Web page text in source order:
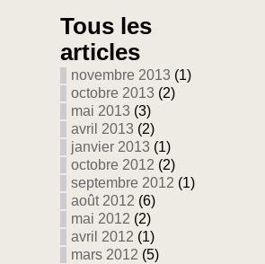
Tous les
articles
novembre 2013 (1)
octobre 2013 (2)
mai 2013 (3)
avril 2013 (2)
janvier 2013 (1)
octobre 2012 (2)
septembre 2012 (1)
août 2012 (6)
mai 2012 (2)
avril 2012 (1)
mars 2012 (5)